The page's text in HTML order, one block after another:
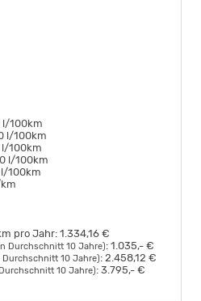
l/100km
l/100km
100km
l/100km
100km
pro Jahr: 1.334,16 €
Durchschnitt 10 Jahre): 1.035,- €
Durchschnitt 10 Jahre): 2.458,12 €
10 Jahre): 3.795,- €